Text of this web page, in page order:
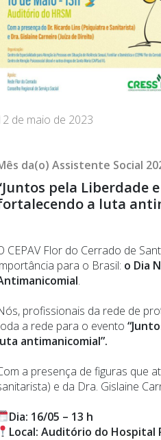
de maio de 2023
da(o) Assistente Social
pela Liberdade
a luta
CEPAV Flor do Cerrado de
para o Brasil: o Dia
.
profissionais da rede de
a rede para o evento
antimanicomial”.
a presença de figuras que
e da Dra. Gislaine
Dia: 16/05 – 13 h
Local: Auditório do Hospital